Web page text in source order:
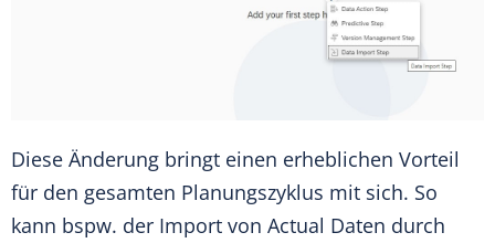
Diese Änderung bringt einen erheblichen Vorteil
für den gesamten Planungszyklus mit sich. So
kann bspw. der Import von Actual Daten durch